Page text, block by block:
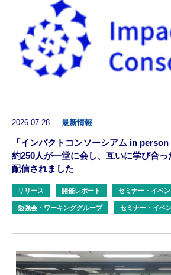
2026.07.28 最新情報
「インパクトコンソーシアム in person
約250人が一堂に会し、互いに学び合
配信されました
リリース 開催レポート セミナー・イベン
勉強会・ワーキンググループ セミナー・イベ